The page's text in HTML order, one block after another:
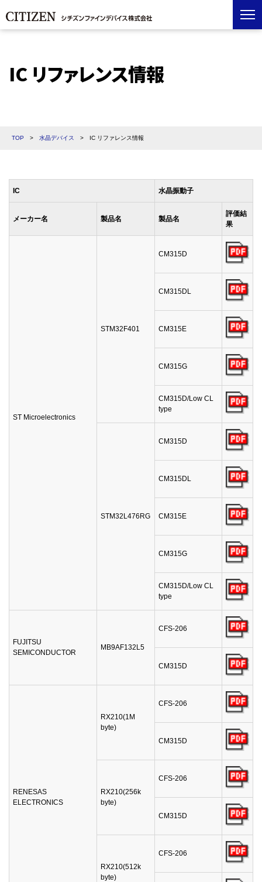
IC リファレンス情報
TOP > 水晶デバイス > IC リファレンス情報
IC 水晶振動子
メーカー名 製品名 製品名
評価結
果
ST Microelectronics
STM32F401
CM315D
CM315DL
CM315E
CM315G
CM315D/Low CL
type
STM32L476RG
CM315D
CM315DL
CM315E
CM315G
CM315D/Low CL
type
FUJITSU
SEMICONDUCTOR
MB9AF132L5
CFS-206
CM315D
RENESAS
ELECTRONICS
RX210(1M
byte)
CFS-206
CM315D
RX210(256k
byte)
CFS-206
CM315D
RX210(512k
byte)
CFS-206